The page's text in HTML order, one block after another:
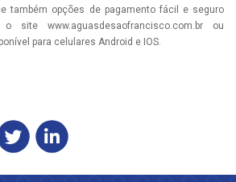
também opções de pagamento fácil e seguro
site www.aguasdesaofrancisco.com.br ou
para celulares Android e IOS.